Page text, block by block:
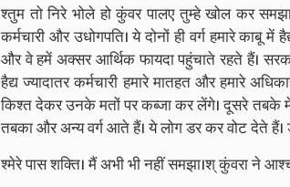
श्तुम तो निरे भोले हो कुंवर पालए तुम्हे खोल कर
कर्मचारी और उधोगपति। ये दोनों ही वर्ग हमारे काबू
और वे हमें अक्सर आर्थिक फायदा पहुंचाते रहते हैं।
हैद्य ज्यादातर कर्मचारी हमारे मातहत और हमारे
किश्त देकर उनके मतों पर कब्जा कर लेंगे। दूसरे तबके में
तबका और अन्य वर्ग आते हैं। ये लोग डर कर वोट देते हैं।
श्मेरे पास शक्ति। मैं अभी भी नहीं समझा।श् कुंवरा ने